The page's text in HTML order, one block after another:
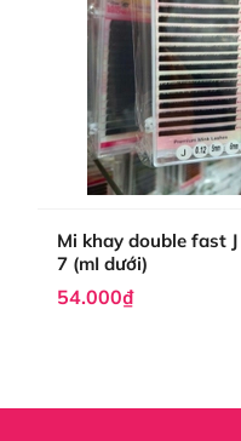
Mi khay double fast
7 (mI dưới)
54.000₫